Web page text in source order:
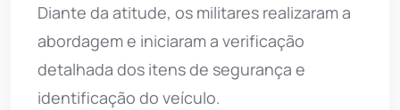
Diante da atitude, os militares realizaram a
abordagem e iniciaram a verificação
detalhada dos itens de segurança e
identificação do veículo.